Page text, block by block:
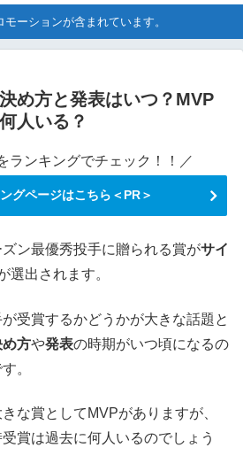
ーションが含まれています。
め方と発表はいつ？MVP
人いる？
ランキングでチェック！！／
グページはこちら＜PR＞
ン最優秀投手に贈られる賞がサイ
選出されます。
受賞するかどうかが大きな話題と
め方や発表の時期がいつ頃になるの
。
な賞としてMVPがありますが、
賞は過去に何人いるのでしょう